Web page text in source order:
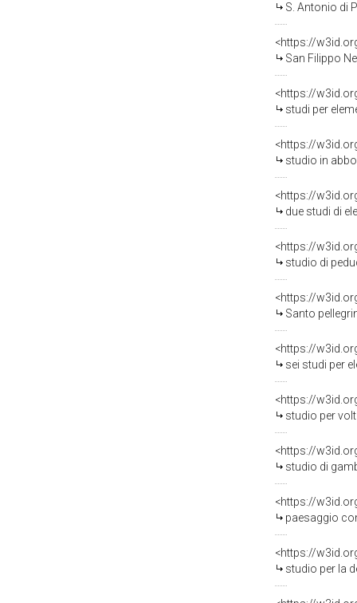
S. Antonio di
<https://
San Filippo Neri e
<https://
studi per elementi
<https://
studio in abbozzo
<https://
due studi di
<https://
studio di
<https://
Santo
<https://
sei studi per
<https://
studio per volta
<https://
studio di gamba
<https://
paesaggio con
<https://
studio per la decorazione